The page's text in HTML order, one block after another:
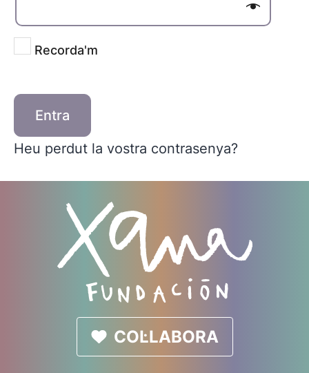
Recorda'm
Entra
Heu perdut la vostra contrasenya?
COL·LABORA